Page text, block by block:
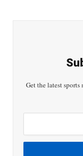
Get the latest sports